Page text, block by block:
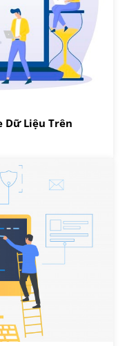
Dữ Liệu Trên